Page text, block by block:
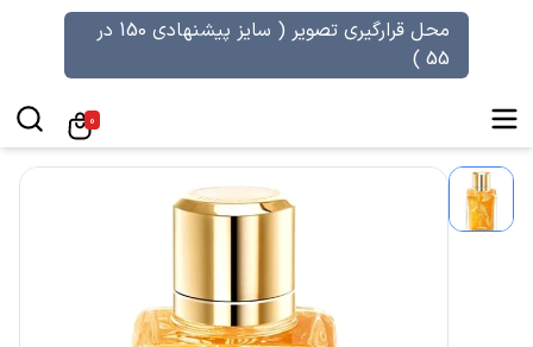
محل قرارگیری تصویر ( سایز پیشنهادی 150 در
55 )
0